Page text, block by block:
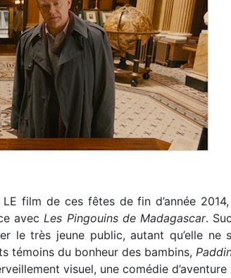
film de ces fêtes de fin d’année 2014,
avecLes Pingouins de Madagascar.
le très jeune public, autant qu’elle ne
témoins du bonheur des bambins,
visuel, une comédie d’aventure